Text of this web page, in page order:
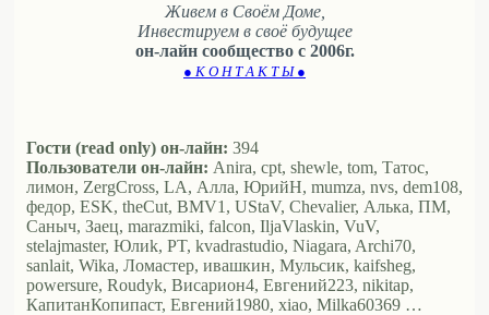
Живем в Своём Доме,
Инвестируем в своё будущее
он-лайн сообщество с 2006г.
● К О Н Т А К Т Ы ●
Гости (read only) он-лайн: 394
Пользователи он-лайн: Anira, cpt, shewle, tom, Татос,
лимон, ZergCross, LA, Алла, ЮрийН, mumza, nvs, dem108,
федор, ESK, theCut, BMV1, UStaV, Chevalier, Алька, ПМ,
Саныч, Заец, marazmiki, falcon, IljaVlaskin, VuV,
stelajmaster, Юлиk, PT, kvadrastudio, Niagara, Archi70,
sanlait, Wika, Ломастер, ивашкин, Мульсик, kaifsheg,
powersure, Roudyk, Висариoн4, Евгений223, nikitap,
КапитанКопипаст, Евгений1980, xiao, Milka60369 …